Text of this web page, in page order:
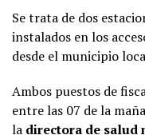
Se trata de dos
instalados en los
desde el municipio
Ambos puestos de
entre las 07 de la
la directora de salud